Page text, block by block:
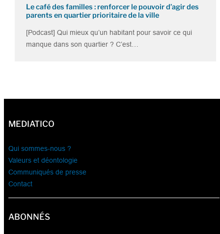
Le café des familles : renforcer le pouvoir d’agir des
parents en quartier prioritaire de la ville
[Podcast] Qui mieux qu’un habitant pour savoir ce qui
manque dans son quartier ? C’est…
MEDIATICO
Qui sommes-nous ?
Valeurs et déontologie
Communiqués de presse
Contact
ABONNÉS